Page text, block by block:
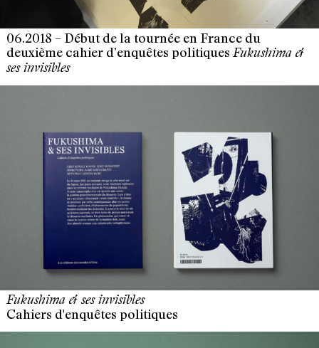
06.2018 – Début de la tournée en France du
deuxième cahier d’enquêtes politiques Fukushima &
ses invisibles
Fukushima & ses invisibles
Cahiers d'enquêtes politiques